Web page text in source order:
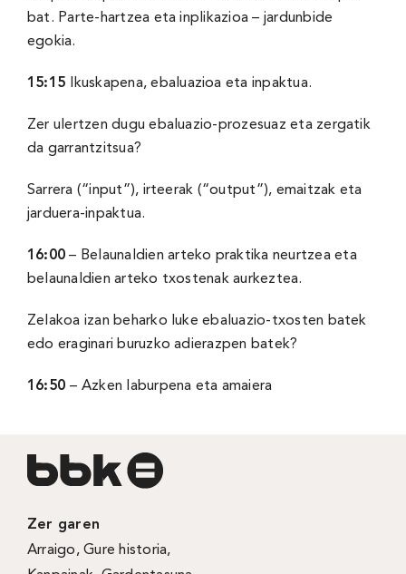
bat. Parte-hartzea eta inplikazioa – jardunbide
egokia.
15:15 Ikuskapena, ebaluazioa eta inpaktua.
Zer ulertzen dugu ebaluazio-prozesuaz eta zergatik
da garrantzitsua?
Sarrera (“input”), irteerak (“output”), emaitzak eta
jarduera-inpaktua.
16:00 – Belaunaldien arteko praktika neurtzea eta
belaunaldien arteko txostenak aurkeztea.
Zelakoa izan beharko luke ebaluazio-txosten batek
edo eraginari buruzko adierazpen batek?
16:50– Azken laburpena eta amaiera
Zer garen
Arraigo,Gure historia,